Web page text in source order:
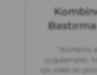
“Kombine
uygulamaları,
için etkili ve